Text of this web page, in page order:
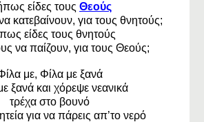
είδες τους Θεούς
κατεβαίνουν, για τους θνητούς;
είδες τους θνητούς
να παίζουν, για τους Θεούς;
με, Φίλα με ξανά
ξανά και χόρεψε νεανικά
τρέχα στο βουνό
για να πάρεις απ’το νερό